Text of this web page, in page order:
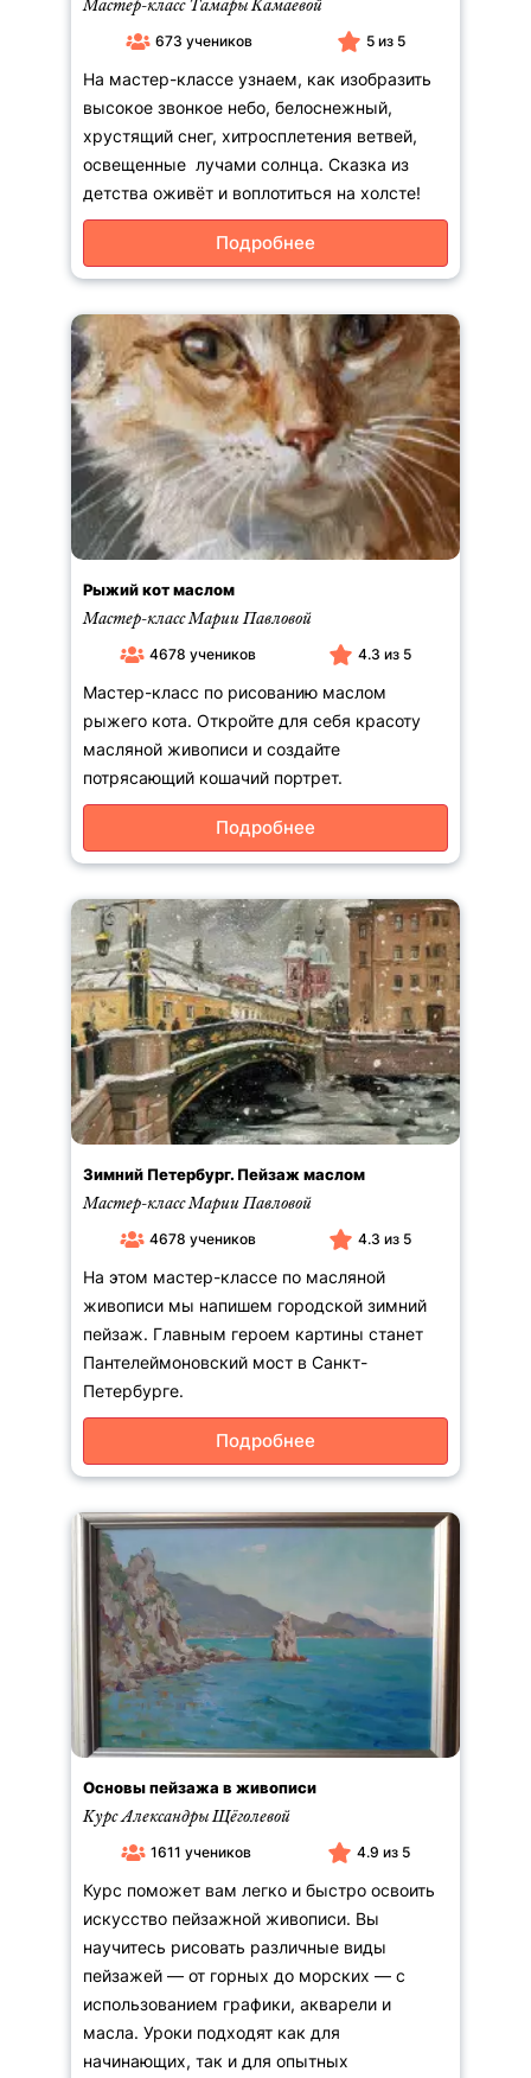
Мастер-класс Тамары Камаевой
673 учеников 5 из 5
На мастер-классе узнаем, как изобразить
высокое звонкое небо, белоснежный,
хрустящий снег, хитросплетения ветвей,
освещенные лучами солнца. Сказка из
детства оживёт и воплотиться на холсте!
Подробнее
Рыжий кот маслом
Мастер-класс Марии Павловой
4678 учеников 4.3 из 5
Мастер-класс по рисованию маслом
рыжего кота. Откройте для себя красоту
масляной живописи и создайте
потрясающий кошачий портрет.
Подробнее
Зимний Петербург. Пейзаж маслом
Мастер-класс Марии Павловой
4678 учеников 4.3 из 5
На этом мастер-классе по масляной
живописи мы напишем городской зимний
пейзаж. Главным героем картины станет
Пантелеймоновский мост в Санкт-
Петербурге.
Подробнее
Основы пейзажа в живописи
Курс Александры Щёголевой
1611 учеников 4.9 из 5
Курс поможет вам легко и быстро освоить
искусство пейзажной живописи. Вы
научитесь рисовать различные виды
пейзажей — от горных до морских — с
использованием графики, акварели и
масла. Уроки подходят как для
начинающих, так и для опытных